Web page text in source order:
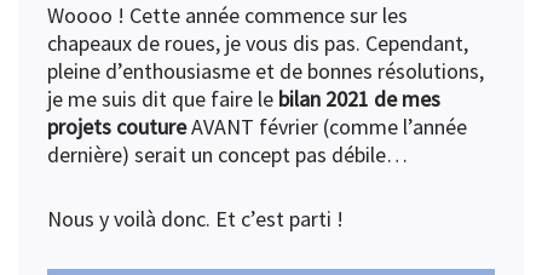
Woooo ! Cette année commence sur les
chapeaux de roues, je vous dis pas. Cependant,
pleine d’enthousiasme et de bonnes résolutions,
je me suis dit que faire le bilan 2021 de mes
projets coutureAVANT février (comme l’année
dernière) serait un concept pas débile…
Nous y voilà donc. Et c’est parti !